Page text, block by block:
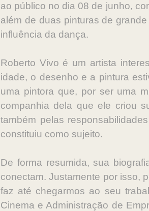
ao público no dia 08 de junho,
além de duas pinturas de
influência da dança.
Roberto Vivo é um artista
idade, o desenho e a pintura
uma pintora que, por ser uma
companhia dela que ele criou
também pelas
constituiu como sujeito.
De forma resumida, sua
conectam. Justamente por isso,
faz até chegarmos ao seu
Cinema e Administração de